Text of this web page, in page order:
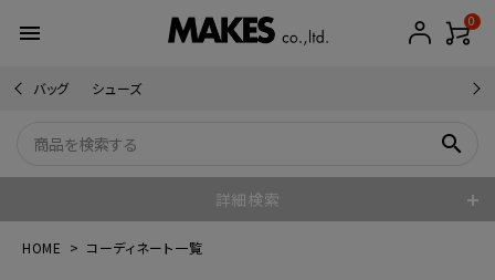
menu 0
バッグ シューズ
search
詳細検索
HOME コーディネート一覧